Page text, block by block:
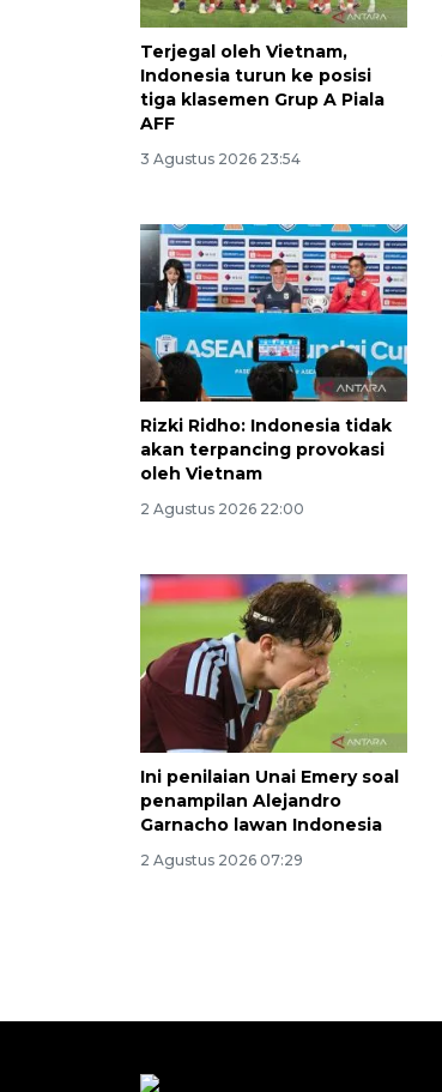
Terjegal oleh Vietnam,
Indonesia turun ke posisi
tiga klasemen Grup A Piala
AFF
3 Agustus 2026 23:54
Rizki Ridho: Indonesia tidak
akan terpancing provokasi
oleh Vietnam
2 Agustus 2026 22:00
Ini penilaian Unai Emery soal
penampilan Alejandro
Garnacho lawan Indonesia
2 Agustus 2026 07:29